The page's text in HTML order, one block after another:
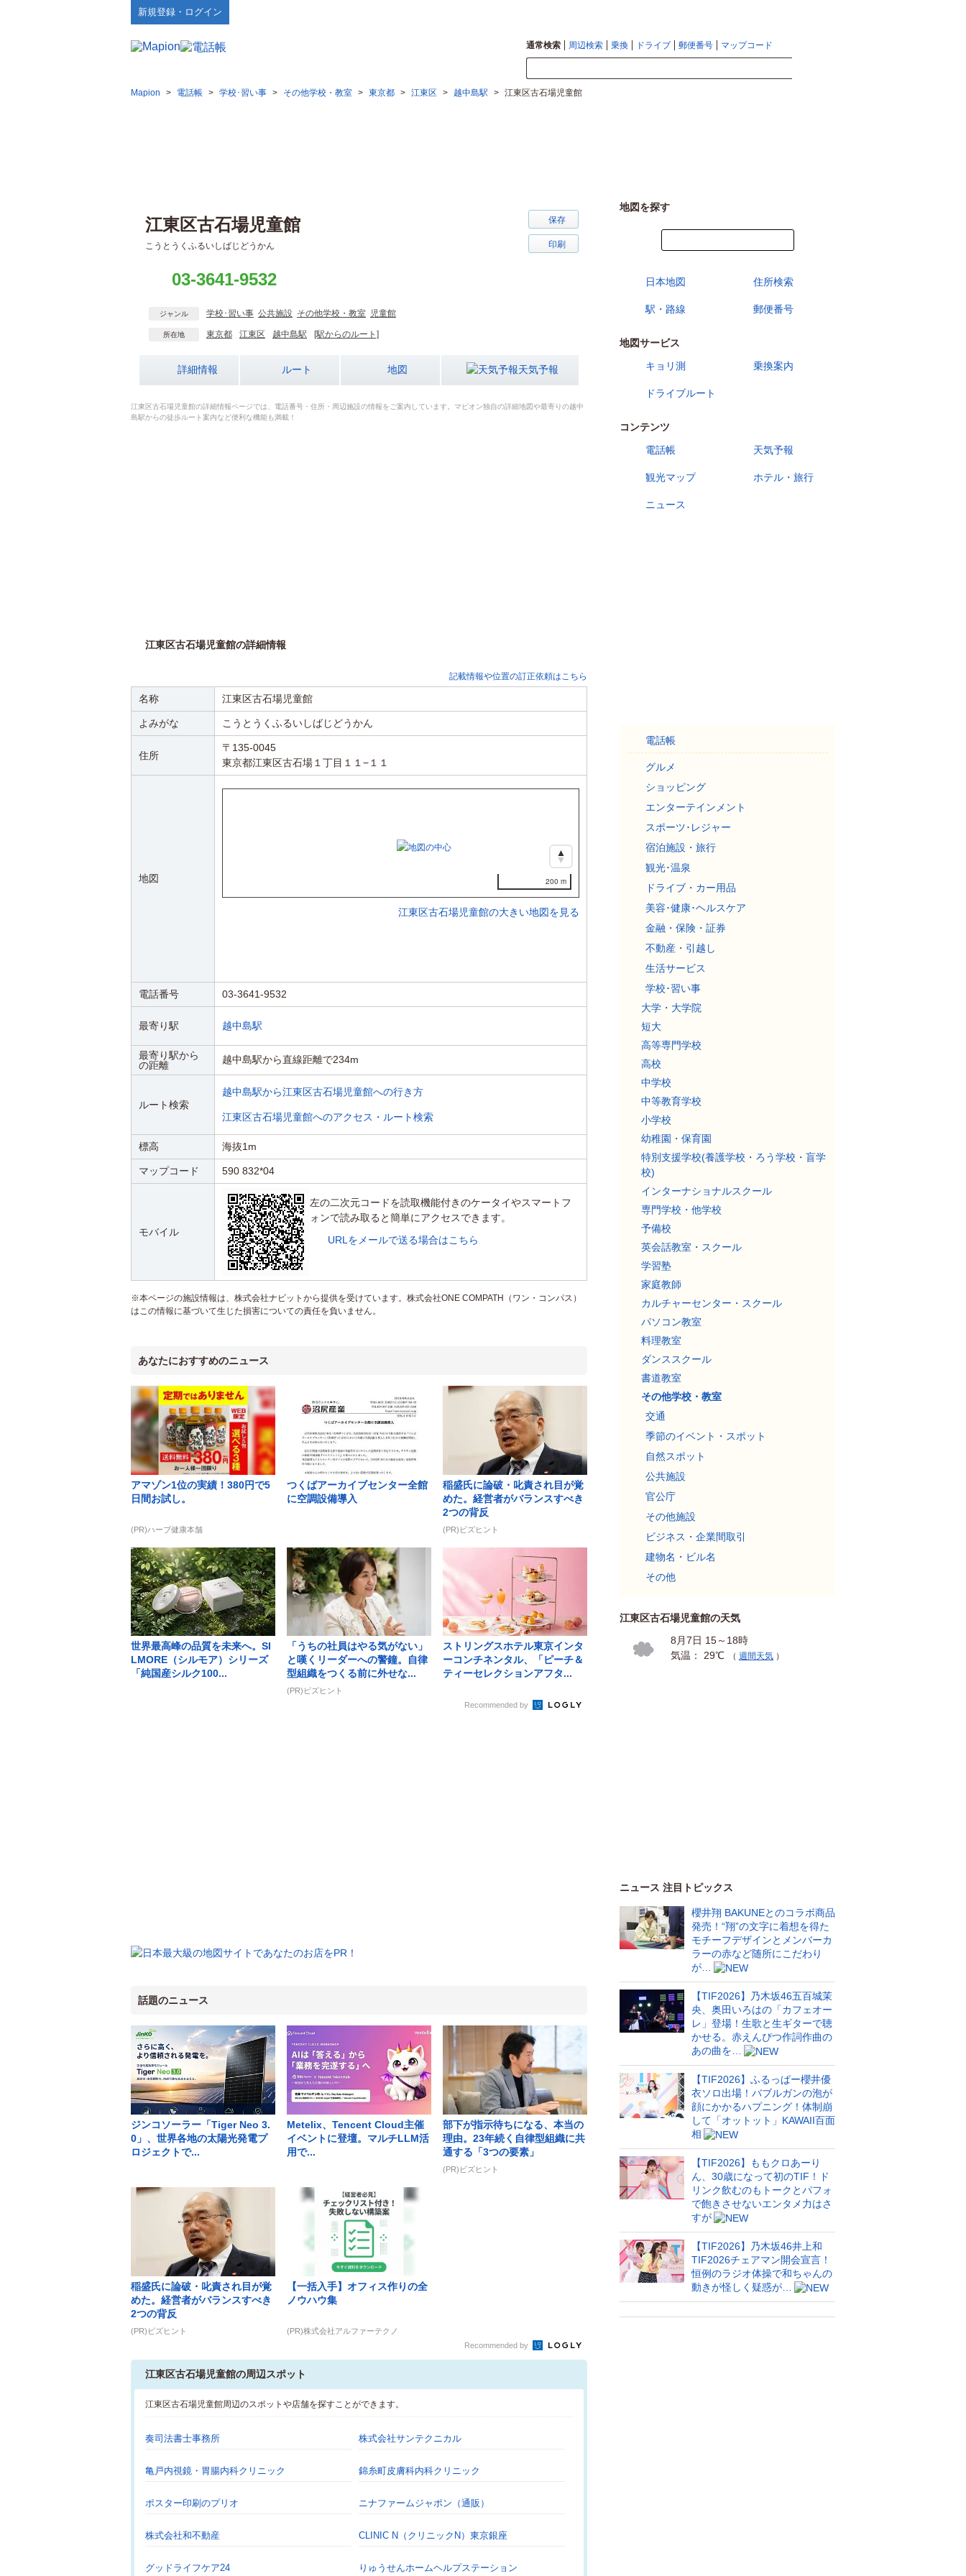
新規登録・ログイン
通常検索 周辺検索 乗換 ドライブ 郵便番号 マップコード
Mapion > 電話帳 > 学校･習い事 > その他学校・教室 > 東京都 > 江東区 > 越中島駅 > 江東区古石場児童館
江東区古石場児童館
こうとうくふるいしばじどうかん
保存
印刷
03-3641-9532
ジャンル 学校･習い事 公共施設 その他学校・教室 児童館
所在地 東京都 江東区 越中島駅 [駅からのルート]
詳細情報 ルート 地図 天気予報
江東区古石場児童館の詳細情報ページでは、電話番号・住所・周辺施設の情報をご案内しています。マピオン独自の詳細地図や最寄りの越中
島駅からの徒歩ルート案内など便利な機能も満載！
江東区古石場児童館の詳細情報
記載情報や位置の訂正依頼はこちら
名称 江東区古石場児童館
よみがな こうとうくふるいしばじどうかん
住所
〒135-0045
東京都江東区古石場１丁目１１−１１
地図 200 m
江東区古石場児童館の大きい地図を見る
電話番号 03-3641-9532
最寄り駅 越中島駅
最寄り駅から
の距離
越中島駅から直線距離で234m
ルート検索
越中島駅から江東区古石場児童館への行き方
江東区古石場児童館へのアクセス・ルート検索
標高 海抜1m
マップコード 590 832*04
モバイル
左の二次元コードを読取機能付きのケータイやスマートフ
ォンで読み取ると簡単にアクセスできます。
URLをメールで送る場合はこちら
※本ページの施設情報は、株式会社ナビットから提供を受けています。株式会社ONE COMPATH（ワン・コンパス）
はこの情報に基づいて生じた損害についての責任を負いません。
あなたにおすすめのニュース
アマゾン1位の実績！380円で5
日間お試し。
(PR)ハーブ健康本舗
つくばアーカイブセンター全館
に空調設備導入
稲盛氏に論破・叱責され目が覚
めた。経営者がバランスすべき
2つの背反
(PR)ビズヒント
世界最高峰の品質を未来へ。SI
LMORE（シルモア）シリーズ
「純国産シルク100...
「うちの社員はやる気がない」
と嘆くリーダーへの警鐘。自律
型組織をつくる前に外せな...
(PR)ビズヒント
ストリングスホテル東京インタ
ーコンチネンタル、「ピーチ＆
ティーセレクションアフタ...
Recommended by
話題のニュース
ジンコソーラー「Tiger Neo 3.
0」、世界各地の太陽光発電プ
ロジェクトで...
Metelix、Tencent Cloud主催
イベントに登壇。マルチLLM活
用で...
部下が指示待ちになる、本当の
理由。23年続く自律型組織に共
通する「3つの要素」
(PR)ビズヒント
稲盛氏に論破・叱責され目が覚
めた。経営者がバランスすべき
2つの背反
(PR)ビズヒント
【一括入手】オフィス作りの全
ノウハウ集
(PR)株式会社アルファーテクノ
Recommended by
江東区古石場児童館の周辺スポット
江東区古石場児童館周辺のスポットや店舗を探すことができます。
奏司法書士事務所 株式会社サンテクニカル
亀戸内視鏡・胃腸内科クリニック 錦糸町皮膚科内科クリニック
ポスター印刷のプリオ ニナファームジャポン（通販）
株式会社和不動産 CLINIC N（クリニックN）東京銀座
グッドライフケア24 りゅうせんホームヘルプステーション
地図を探す
日本地図 住所検索
駅・路線 郵便番号
地図サービス
キョリ測
乗換案内
ドライブルート
コンテンツ
電話帳
天気予報
観光マップ ホテル・旅行
ニュース
電話帳
グルメ
ショッピング
エンターテインメント
スポーツ･レジャー
宿泊施設・旅行
観光･温泉
ドライブ・カー用品
美容･健康･ヘルスケア
金融・保険・証券
不動産・引越し
生活サービス
学校･習い事
大学・大学院
短大
高等専門学校
高校
中学校
中等教育学校
小学校
幼稚園・保育園
特別支援学校(養護学校・ろう学校・盲学
校)
インターナショナルスクール
専門学校・他学校
予備校
英会話教室・スクール
学習塾
家庭教師
カルチャーセンター・スクール
パソコン教室
料理教室
ダンススクール
書道教室
その他学校・教室
交通
季節のイベント・スポット
自然スポット
公共施設
官公庁
その他施設
ビジネス・企業間取引
建物名・ビル名
その他
江東区古石場児童館の天気
8月7日 15～18時
気温： 29℃
（ 週間天気 ）
ニュース 注目トピックス
櫻井翔 BAKUNEとのコラボ商品
発売！“翔”の文字に着想を得た
モチーフデザインとメンバーカ
ラーの赤など随所にこだわり
が…
【TIF2026】乃木坂46五百城茉
央、奥田いろはの「カフェオー
レ」登場！生歌と生ギターで聴
かせる。赤えんぴつ作詞作曲の
あの曲を…
【TIF2026】ふるっぱー櫻井優
衣ソロ出場！バブルガンの泡が
顔にかかるハプニング！体制崩
して「オットット」KAWAII百面
相
【TIF2026】ももクロあーり
ん、30歳になって初のTIF！ド
リンク飲むのもトークとパフォ
で飽きさせないエンタメ力はさ
すが
【TIF2026】乃木坂46井上和
TIF2026チェアマン開会宣言！
恒例のラジオ体操で和ちゃんの
動きが怪しく疑惑が…